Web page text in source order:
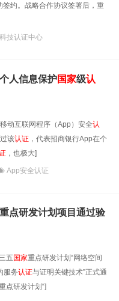
签约。战略合作协议签署后，重
技认证中心
人信息保护国家级认
动互联网程序（App）安全认
该认证 ，代表招商银行App在个
，也极大]
App安全认证
重点研发计划项目通过验
五国家重点研发计划“网络空间
服务认证与证明关键技术”正式通
点研发计划“]